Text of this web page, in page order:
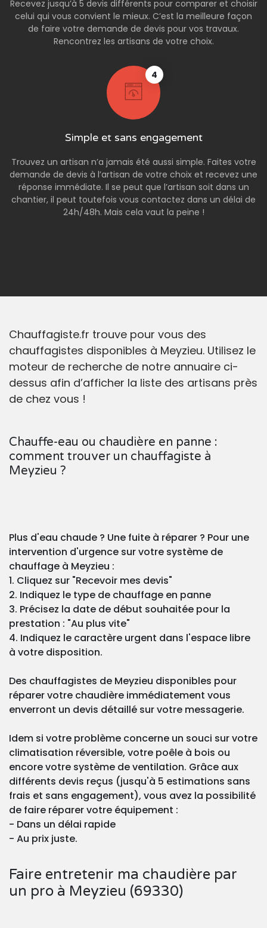
Recevez jusqu’à 5 devis différents pour comparer et choisir
celui qui vous convient le mieux. C’est la meilleure façon
de faire votre demande de devis pour vos travaux.
Rencontrez les artisans de votre choix.
4
Simple et sans engagement
Trouvez un artisan n’a jamais été aussi simple. Faites votre
demande de devis à l’artisan de votre choix et recevez une
réponse immédiate. Il se peut que l’artisan soit dans un
chantier, il peut toutefois vous contactez dans un délai de
24h/48h. Mais cela vaut la peine !
Chauffagiste.fr trouve pour vous des
chauffagistes disponibles à Meyzieu. Utilisez le
moteur de recherche de notre annuaire ci-
dessus afin d’afficher la liste des artisans près
de chez vous !
Chauffe-eau ou chaudière en panne :
comment trouver un chauffagiste à
Meyzieu ?
Plus d'eau chaude ? Une fuite à réparer ? Pour une
intervention d'urgence sur votre système de
chauffage à Meyzieu :
1. Cliquez sur "Recevoir mes devis"
2. Indiquez le type de chauffage en panne
3. Précisez la date de début souhaitée pour la
prestation : "Au plus vite"
4. Indiquez le caractère urgent dans l'espace libre
à votre disposition.
Des chauffagistes de Meyzieu disponibles pour
réparer votre chaudière immédiatement vous
enverront un devis détaillé sur votre messagerie.
Idem si votre problème concerne un souci sur votre
climatisation réversible, votre poêle à bois ou
encore votre système de ventilation. Grâce aux
différents devis reçus (jusqu'à 5 estimations sans
frais et sans engagement), vous avez la possibilité
de faire réparer votre équipement :
- Dans un délai rapide
- Au prix juste.
Faire entretenir ma chaudière par
un pro à Meyzieu (69330)